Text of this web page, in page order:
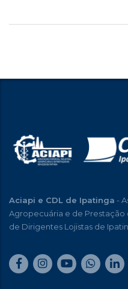
Aciapi e CDL de Ipatinga -
Agropecuária e de Prestação
de Dirigentes Lojistas de